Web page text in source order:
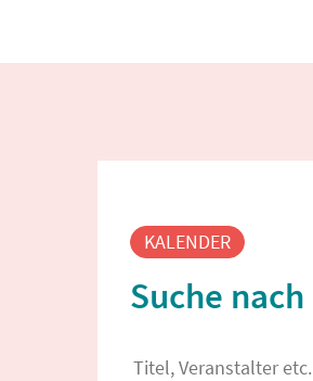
KALENDER
Suche